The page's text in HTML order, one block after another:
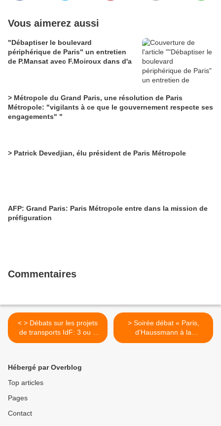
Vous aimerez aussi
"Débaptiser le boulevard
périphérique de Paris" un entretien
de P.Mansat avec F.Moiroux dans d'a
> Métropole du Grand Paris, une résolution de Paris
Métropole: "vigilants à ce que le gouvernement respecte ses
engagements" "
> Patrick Devedjian, élu président de Paris Métropole
AFP: Grand Paris: Paris Métropole entre dans la mission de
préfiguration
Commentaires
< > Débats sur les projets
de transports IdF: 3 ou 4
réunions communes de
> Soirée débat « Paris,
d’Haussmann à la
métropole » >
Hébergé par Overblog
Top articles
Pages
Contact